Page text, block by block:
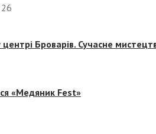
26
Броварів. Сучасне
«Медяник Fest»